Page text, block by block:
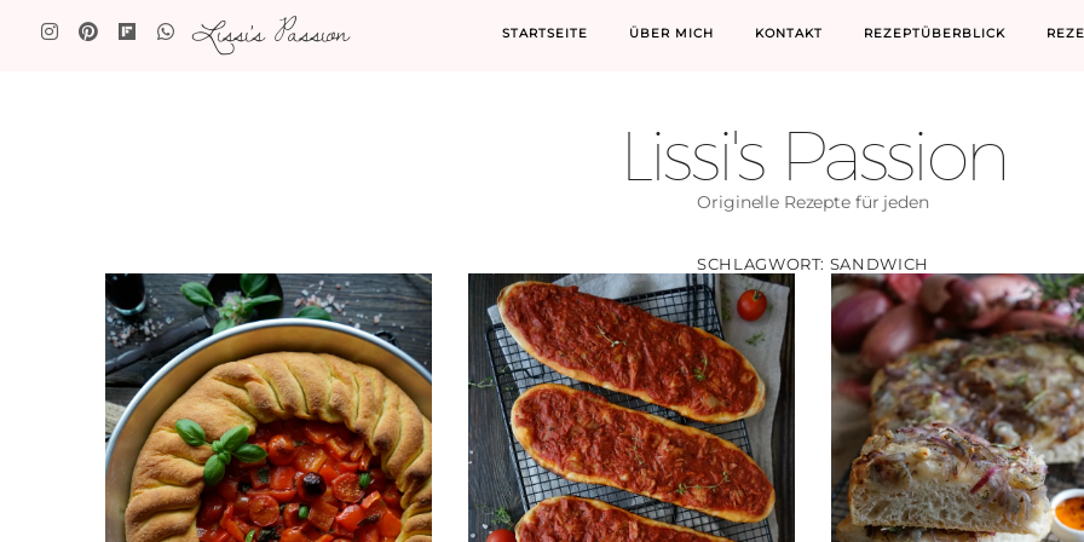
Lissi's Passion STARTSEITE ÜBER MICH KONTAKT REZEPTÜBERBLICK
Lissi's Passion
Originelle Rezepte für jeden
SCHLAGWORT: SANDWICH